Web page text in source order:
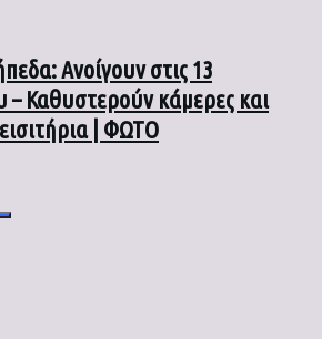
Ανοίγουν στις 13
Καθυστερούν κάμερες και
| ΦΩΤΟ